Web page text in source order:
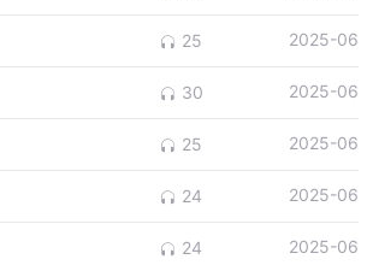
25 2025-06
30 2025-06
25 2025-06
24 2025-06
24 2025-06